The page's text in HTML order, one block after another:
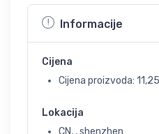
Informacije
Cijena
Cijena proizvoda: 11,25
Lokacija
CN, , shenzhen